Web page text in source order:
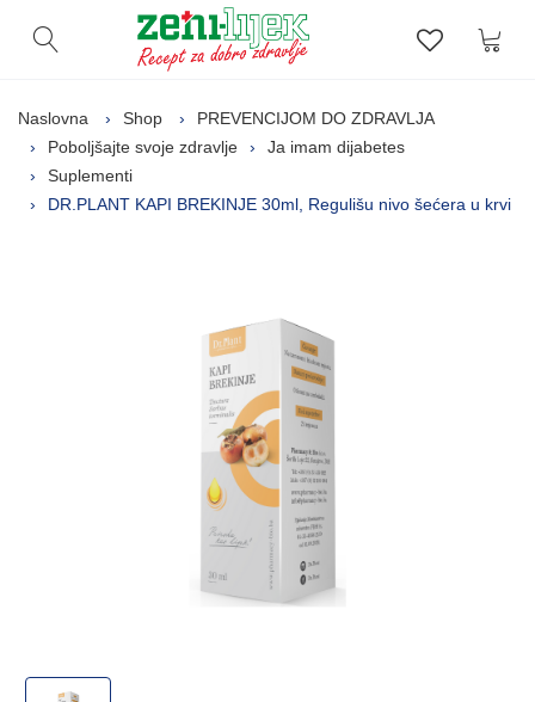
Otvori pretragu Lista
Naslovna Shop
PREVENCIJOM DO ZDRAVLJA
Poboljšajte svoje zdravlje
Ja imam dijabetes
Suplementi
DR.PLANT KAPI BREKINJE 30ml, Regulišu nivo šećera u krvi